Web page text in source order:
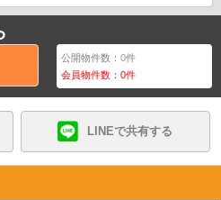
公開物件数：0件
会員物件数：0件
LINEで共有する